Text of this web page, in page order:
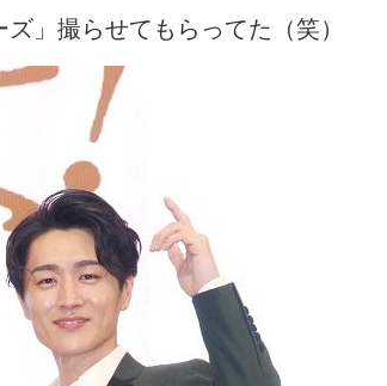
」撮らせてもらってた（笑）